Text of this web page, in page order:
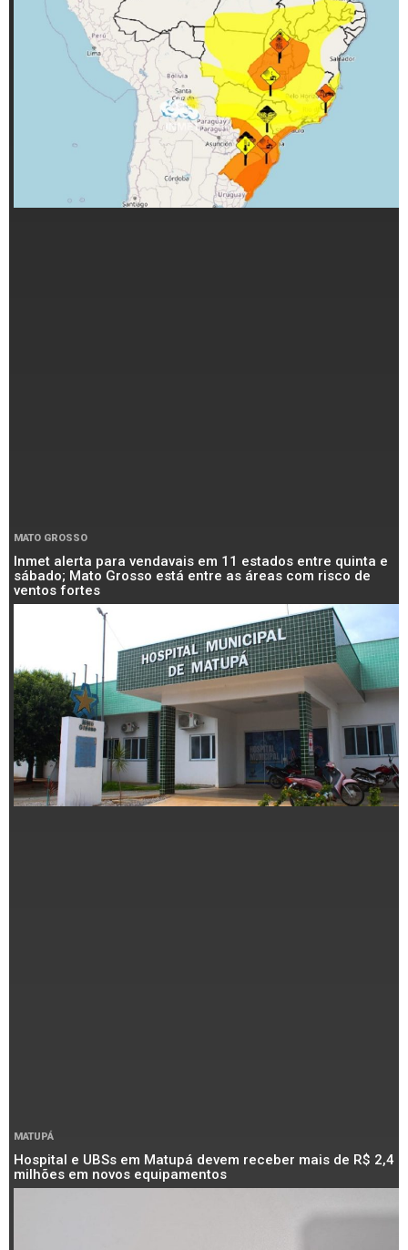
MATO GROSSO
Inmet alerta para vendavais em 11 estados entre quinta e
sábado; Mato Grosso está entre as áreas com risco de
ventos fortes
MATUPÁ
Hospital e UBSs em Matupá devem receber mais de R$ 2,4
milhões em novos equipamentos